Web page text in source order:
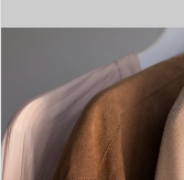
Принято
это
которые
недоумением. Но
сезона был
доказали: